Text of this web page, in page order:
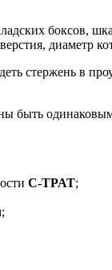
боксов,
диаметр
стержень в
быть
C-TPAT;